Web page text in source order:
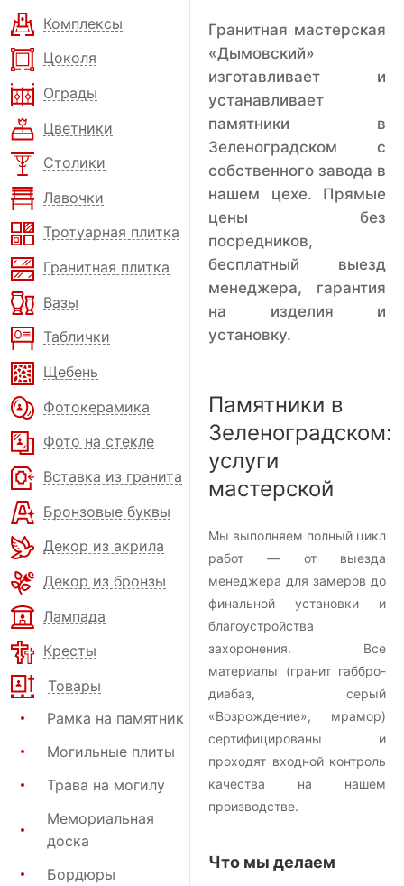
Комплексы
Цоколя
Ограды
Цветники
Столики
Лавочки
Тротуарная плитка
Гранитная плитка
Вазы
Таблички
Щебень
Фотокерамика
Фото на стекле
Вставка из гранита
Бронзовые буквы
Декор из акрила
Декор из бронзы
Лампада
Кресты
Товары
Рамка на памятник
Могильные плиты
Трава на могилу
Мемориальная
доска
Бордюры
Гранитная мастерская
«Дымовский»
изготавливает и
устанавливает
памятники в
Зеленоградском с
собственного завода в
нашем цехе. Прямые
цены без
посредников,
бесплатный выезд
менеджера, гарантия
на изделия и
установку.
Памятники в
Зеленоградском:
услуги
мастерской
Мы выполняем полный цикл
работ — от выезда
менеджера для замеров до
финальной установки и
благоустройства
захоронения. Все
материалы (гранит габбро-
диабаз, серый
«Возрождение», мрамор)
сертифицированы и
проходят входной контроль
качества на нашем
производстве.
Что мы делаем